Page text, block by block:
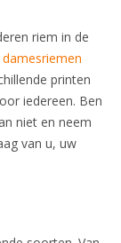
riem in de
printen
iedereen. Ben
niet en neem
van u, uw